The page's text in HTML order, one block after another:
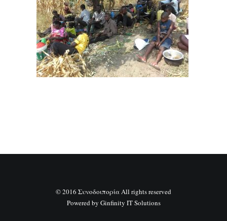
SEARCH
© 2016 Συνοδοιπορία All rights reserved
Powered by Ginfinity IT Solutions